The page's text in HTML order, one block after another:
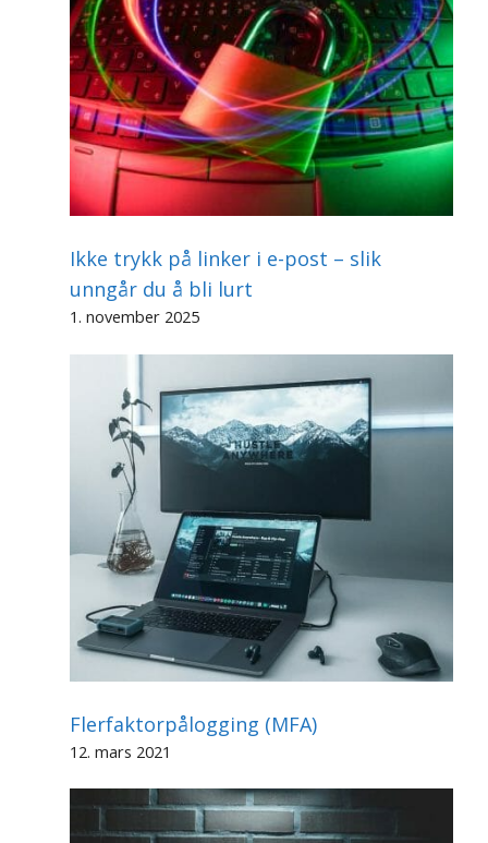
Ikke trykk på linker i e-post – slik
unngår du å bli lurt
1. november 2025
Flerfaktorpålogging (MFA)
12. mars 2021